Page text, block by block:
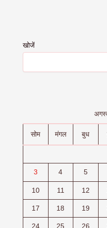
खोजें
सोम मंगल बुध
3 4 5
10 11 12
17 18 19
24 25 26